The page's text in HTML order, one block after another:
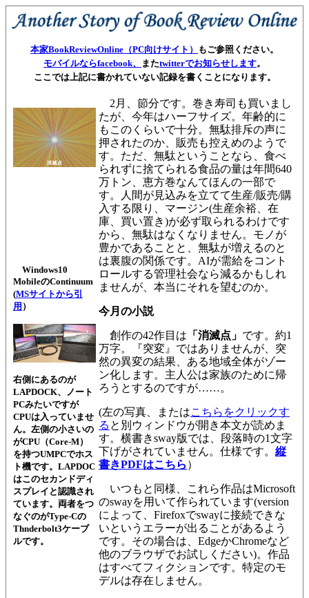
本家BookReviewOnline（PC向けサイト）
もご参照ください。
モバイルならfacebook、
またtwitterでお知らせします。
ここでは上記に書かれていない記録を書くことになります。
Windows10
MobileのContinuum
(MSサイトから引
用 ）
右側にあるのが
LAPDOCK、ノート
PCみたいですが
CPUは入っていませ
ん。左側の小さいの
がCPU（Core-M）
を持つUMPCでホス
ト機です。LAPDOC
はこのセカンドディ
スプレイと認識され
ています。両者をつ
なぐのがType-Cの
Thnderbolt3ケーブ
ルです。
2月、節分です。巻き寿司も買いまし
たが、今年はハーフサイズ。年齢的に
もこのくらいで十分。無駄排斥の声に
押されたのか、販売も控えめのようで
す。ただ、無駄ということなら、食べ
られずに捨てられる食品の量は年間640
万トン、恵方巻なんてほんの一部で
す。人間が見込みを立てて生産/販売/購
入する限り、マージン(生産余裕、在
庫、買い置き)が必ず取られるわけです
から、無駄はなくなりません。モノが
豊かであることと、無駄が増えるのと
は裏腹の関係です。AIが需給をコント
ロールする管理社会なら減るかもしれ
ませんが、本当にそれを望むのか。
今月の小説
創作の42作目は 「消滅点」 です。約1
万字。『突変』ではありませんが、突
然の異変の結果、ある地域全体がゾー
ン化します。主人公は家族のために帰
ろうとするのですが……。
(左の写真、またはこちらをクリックす
る と別ウィンドウが開き本文が読めま
す。横書きsway版では、段落時の1文字
下げがされていません。仕様です。 縦
書きPDFはこちら ）
いつもと同様、これら作品はMicrosoft
のswayを用いて作られています(version
によって、Firefoxでswayに接続できな
いというエラーが出ることがあるよう
です。その場合は、EdgeかChromeなど
他のブラウザでお試しください)。作品
はすべてフィクションです。特定のモ
デルは存在しません。